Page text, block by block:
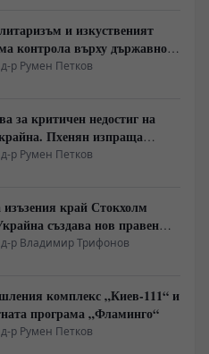
и изкуственият
контрола върху държавното
р Румен Петков
за критичен недостиг на
Пхенян изпраща
на военни технологии
р Румен Петков
край Стокхолм
създава нов правен
р Владимир Трифонов
комплекс „Киев-111“ и
програма „Фламинго“
р Румен Петков